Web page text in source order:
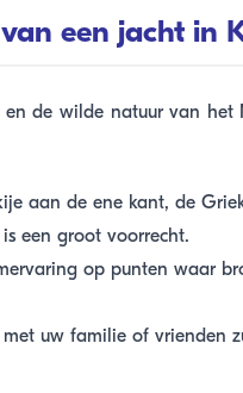
een jacht in
en de wilde natuur van
aan de ene kant, de
een groot voorrecht.
op punten waar
uw familie of vrienden